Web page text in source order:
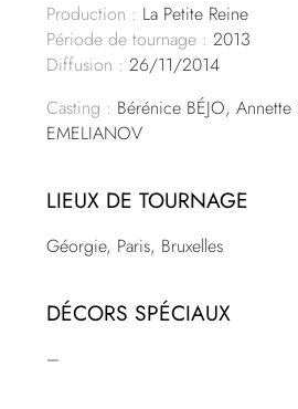
Production : La Petite Reine
Période de tournage : 2013
Diffusion : 26/11/2014
Casting : Bérénice BÉJO,
EMELIANOV
LIEUX DE TOURNAGE
Géorgie, Paris, Bruxelles
DÉCORS SPÉCIAUX
–